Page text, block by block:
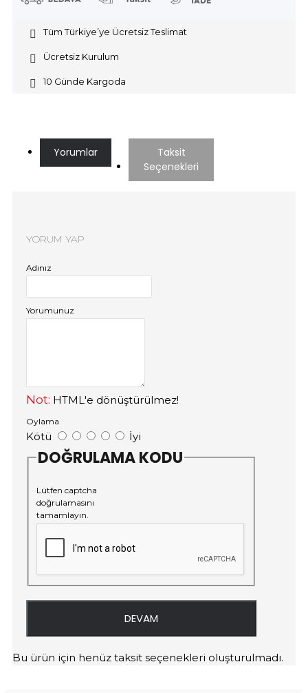
Tüm Türkiye’ye Ücretsiz Teslimat
Ücretsiz Kurulum
10 Günde Kargoda
Yorumlar
Taksit
Seçenekleri
YORUM YAP
Adınız
Yorumunuz
Not: HTML'e dönüştürülmez!
Oylama
Kötü İyi
DOĞRULAMA KODU
Lütfen captcha
doğrulamasını
tamamlayın.
DEVAM
Bu ürün için henüz taksit seçenekleri oluşturulmadı.